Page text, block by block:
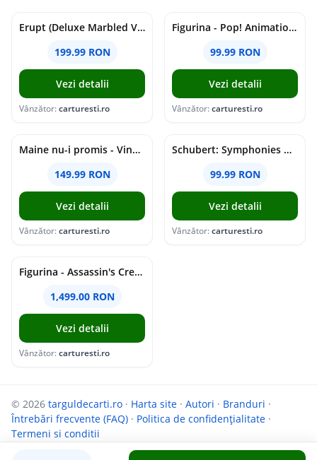
Erupt (Deluxe Marbled Vinyl) | Cojo
199.99 RON
Vezi detalii
Vânzător:carturesti.ro
Figurina - Pop! Animation - One Piece - Nico Robin | Funko
99.99 RON
Vezi detalii
Vânzător:carturesti.ro
Maine nu-i promis - Vinyl | Grasu XXL
149.99 RON
Vezi detalii
Vânzător:carturesti.ro
Schubert: Symphonies Nos. 5-6, 8-9; Rosamunde Overture & Ballet Music (SACD) | Herbert von Karajan, Berliner Philharmoniker
99.99 RON
Vezi detalii
Vânzător:carturesti.ro
Figurina - Assassin's Creed: Shadows - Animus Yasuke | PureArts
1,499.00 RON
Vezi detalii
Vânzător:carturesti.ro
© 2026 targuldecarti.ro · Harta site · Autori · Branduri ·
Întrebări frecvente (FAQ) · Politica de confidențialitate ·
Termeni si conditii